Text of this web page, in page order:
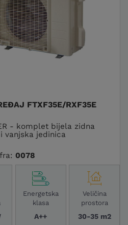
FTXF35E/RXF35E
- komplet bijela zidna
vanjska jedinica
0078
Energetska
klasa
A++
Veličina
prostora
30-35 m2